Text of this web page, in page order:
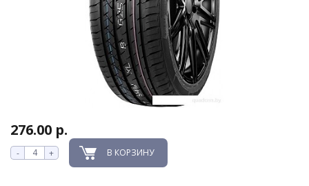
276.00 р.
- + В КОРЗИНУ